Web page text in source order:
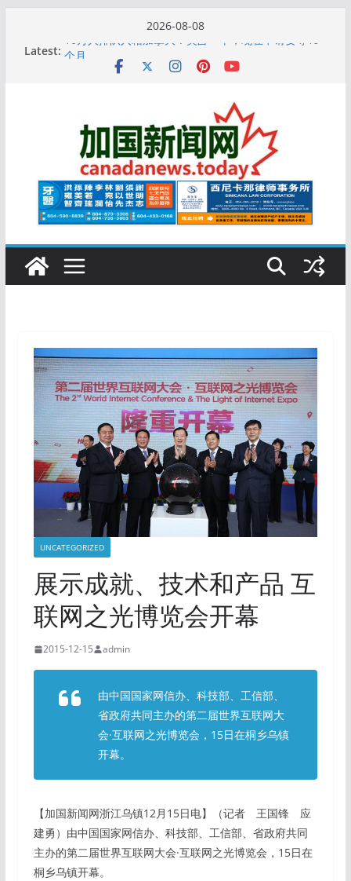
2026-08-08
Latest: 10万人排队入籍加拿大！美占一半，现在申请要等19
安省16岁少女当街遭围殴, 打成脑震荡! 大批人起哄拍
特鲁多半裸与水果姐海滩激吻! 热恋一年感情持续升温
更多名校恢复SAT 考试，新学年大学申请开跑7个大不
UNCATEGORIZED
展示成就、技术和产品 互
联网之光博览会开幕
2015-12-15 admin
由中国国家网信办、科技部、工信部、
省政府共同主办的第二届世界互联网大
会·互联网之光博览会，15日在桐乡乌镇
开幕。
【加国新闻网浙江乌镇12月15日电】（记者 王国锋 应
建勇）由中国国家网信办、科技部、工信部、省政府共同
主办的第二届世界互联网大会·互联网之光博览会，15日在
桐乡乌镇开幕。